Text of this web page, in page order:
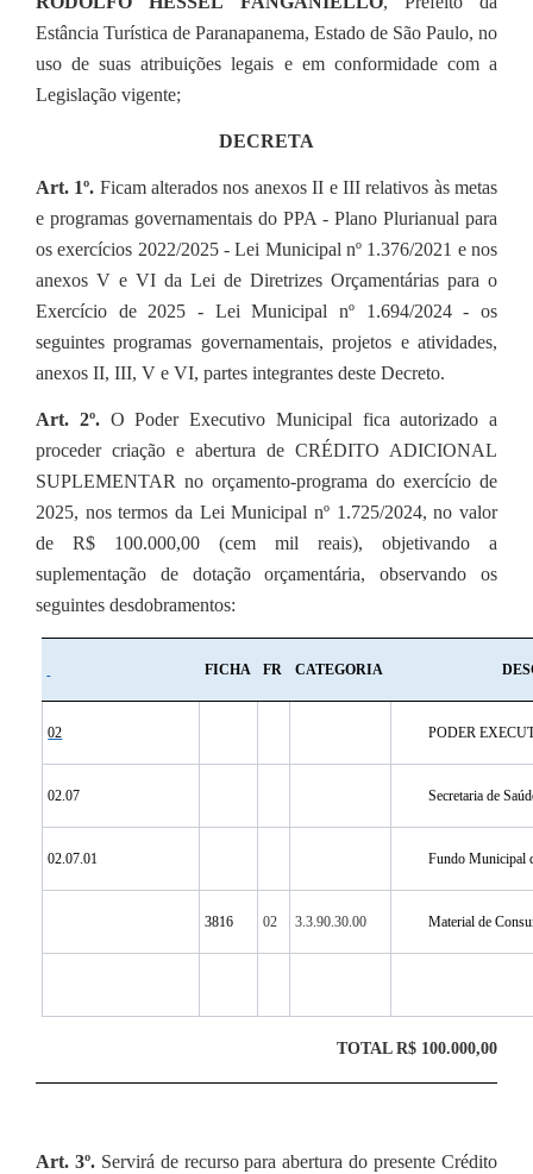
Estância Turística de Paranapanema, Estado de São Paulo, no
uso de suas atribuições legais e em conformidade com a
Legislação vigente;
DECRETA
Art. 1º. Ficam alterados nos anexos II e III relativos às metas
e programas governamentais do PPA - Plano Plurianual para
os exercícios 2022/2025 - Lei Municipal nº 1.376/2021 e nos
anexos V e VI da Lei de Diretrizes Orçamentárias para o
Exercício de 2025 - Lei Municipal nº 1.694/2024 - os
seguintes programas governamentais, projetos e atividades,
anexos II, III, V e VI, partes integrantes deste Decreto.
Art. 2º. O Poder Executivo Municipal fica autorizado a
proceder criação e abertura de CRÉDITO ADICIONAL
SUPLEMENTAR no orçamento-programa do exercício de
2025, nos termos da Lei Municipal nº 1.725/2024, no valor
de R$ 100.000,00 (cem mil reais), objetivando a
suplementação de dotação orçamentária, observando os
seguintes desdobramentos:
FICHA FR CATEGORIA
02 PODER
02.07 Secretaria de
02.07.01 Fundo Municipal
3816 02 3.3.90.30.00 Material de
TOTAL R$ 100.000,00
Art. 3º.Servirá de recurso para abertura do presente Crédito